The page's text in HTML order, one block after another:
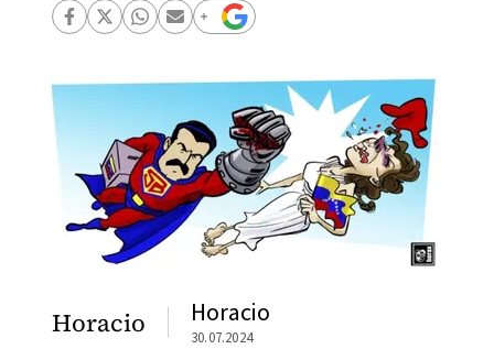
Horacio Horacio
30.07.2024